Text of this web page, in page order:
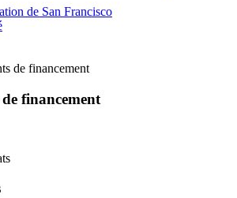
de San Francisco
de financement
financement